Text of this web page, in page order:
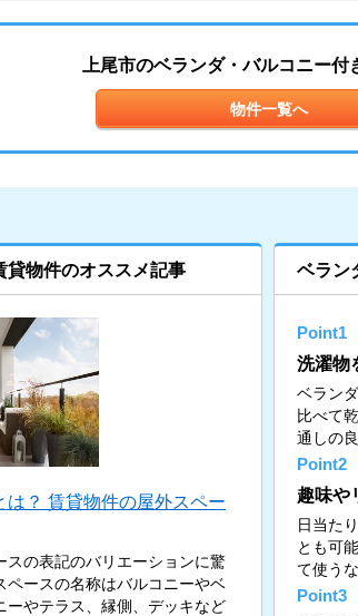
上尾市のベランダ・バルコニー付
物件一覧へ
貸物件のオススメ記事
？ 賃貸物件の屋外スペー
の表記のバリエーションに驚
ペースの名称はバルコニーやベ
ーやテラス、縁側、デッキなど
ベラン
Point1
洗濯物
ベラン
比べて
通しの
Point2
趣味や
日当た
とも可
て使う
Point3